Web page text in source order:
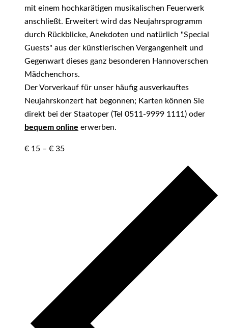
mit einem hochkarätigen musikalischen Feuerwerk
anschließt. Erweitert wird das Neujahrsprogramm
durch Rückblicke, Anekdoten und natürlich "Special
Guests" aus der künstlerischen Vergangenheit und
Gegenwart dieses ganz besonderen Hannoverschen
Mädchenchors.
Der Vorverkauf für unser häufig ausverkauftes
Neujahrskonzert hat begonnen; Karten können Sie
direkt bei der Staatoper (Tel 0511-9999 1111) oder
bequem online erwerben.
€ 15 – € 35